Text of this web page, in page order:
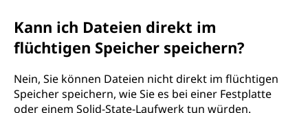
Kann ich Dateien direkt im
flüchtigen Speicher speichern?
Nein, Sie können Dateien nicht direkt im flüchtigen
Speicher speichern, wie Sie es bei einer Festplatte
oder einem Solid-State-Laufwerk tun würden.